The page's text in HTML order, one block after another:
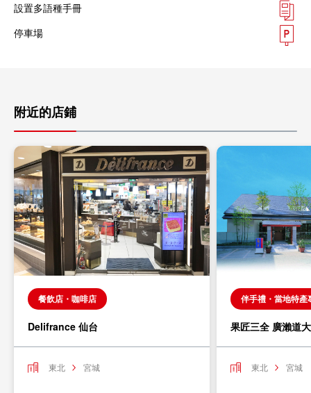
設置多語種手冊
停車場
附近的店鋪
餐飲店・咖啡店
Delifrance 仙台
東北 宮城
伴手禮・當地特產
果匠三全 廣瀨道
東北 宮城